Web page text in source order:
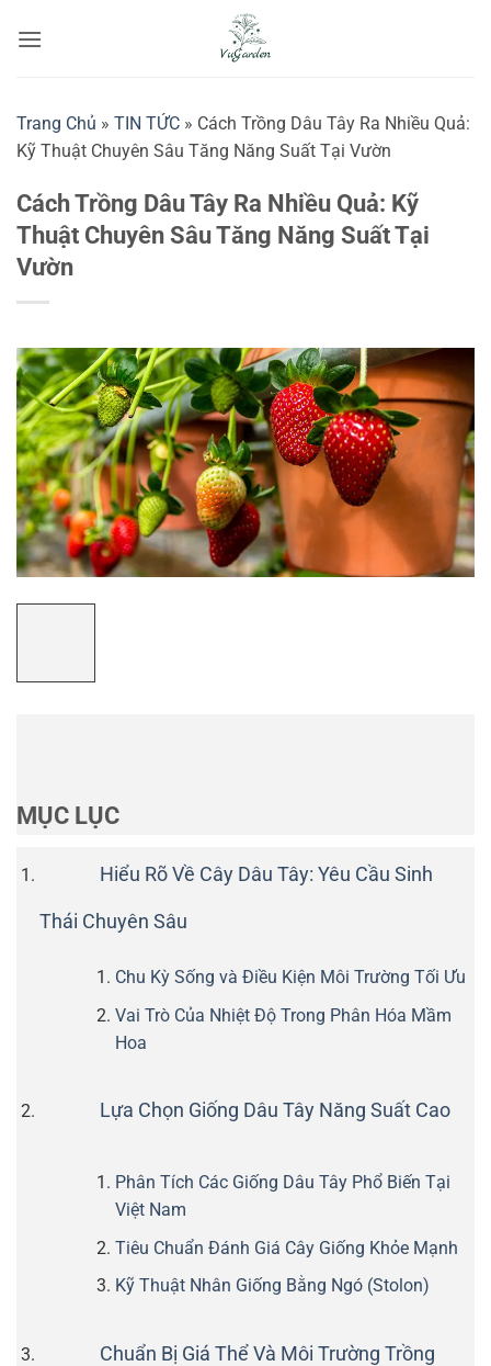
qua
Trang Chủ » TIN TỨC » Cách Trồng Dâu Tây Ra Nhiều Quả:
Kỹ Thuật Chuyên Sâu Tăng Năng Suất Tại Vườn
Cách Trồng Dâu Tây Ra Nhiều Quả: Kỹ
Thuật Chuyên Sâu Tăng Năng Suất Tại
Vườn
MỤC LỤC
Hiểu Rõ Về Cây Dâu Tây: Yêu Cầu Sinh
Thái Chuyên Sâu
Chu Kỳ Sống và Điều Kiện Môi Trường Tối Ưu
Vai Trò Của Nhiệt Độ Trong Phân Hóa Mầm
Hoa
Lựa Chọn Giống Dâu Tây Năng Suất Cao
Phân Tích Các Giống Dâu Tây Phổ Biến Tại
Việt Nam
Tiêu Chuẩn Đánh Giá Cây Giống Khỏe Mạnh
Kỹ Thuật Nhân Giống Bằng Ngó (Stolon)
Chuẩn Bị Giá Thể Và Môi Trường Trồng